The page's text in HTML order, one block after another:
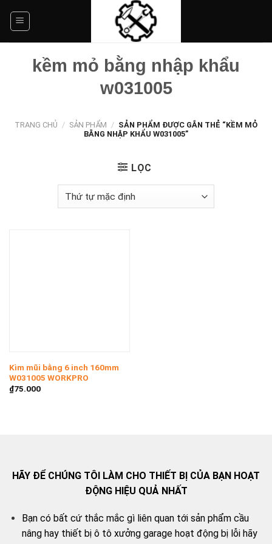
kềm mỏ bằng nhập khẩu
w031005
TRANG CHỦ / SẢN PHẨM / SẢN PHẨM ĐƯỢC GẮN THẺ “KỀM MỎ
BẰNG NHẬP KHẨU W031005”
LỌC
Kìm mũi bằng 6 inch 160mm
W031005 WORKPRO
₫75.000
HÃY ĐỂ CHÚNG TÔI LÀM CHO THIẾT BỊ CỦA BẠN HOẠT
ĐỘNG HIỆU QUẢ NHẤT
Bạn có bất cứ thắc mắc gì liên quan tới sản phẩm cầu
nâng hay thiết bị ô tô xưởng garage hoạt động bị lỗi hãy